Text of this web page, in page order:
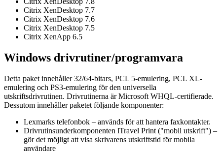
Citrix XenDesktop 7.7
Citrix XenDesktop 7.6
Citrix XenDesktop 7.5
Citrix XenApp 6.5
Windows drivrutiner/programvara
Detta paket innehåller 32/64-bitars, PCL 5-emulering, PCL XL-
emulering och PS3-emulering för den universella
utskriftsdrivrutinen. Drivrutinerna är Microsoft WHQL-certifierade.
Dessutom innehåller paketet följande komponenter:
Lexmarks telefonbok – används för att hantera faxkontakter.
Drivrutinsunderkomponenten lTravel Print ("mobil utskrift") –
gör det möjligt att visa skrivarens utskriftstid för mobila
användare